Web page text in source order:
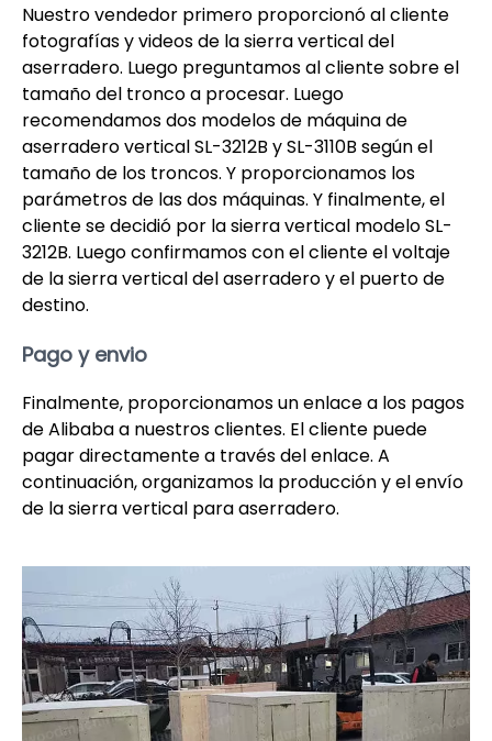
Nuestro vendedor primero proporcionó al cliente
fotografías y videos de la sierra vertical del
aserradero. Luego preguntamos al cliente sobre el
tamaño del tronco a procesar. Luego
recomendamos dos modelos de máquina de
aserradero vertical SL-3212B y SL-3110B según el
tamaño de los troncos. Y proporcionamos los
parámetros de las dos máquinas. Y finalmente, el
cliente se decidió por la sierra vertical modelo SL-
3212B. Luego confirmamos con el cliente el voltaje
de la sierra vertical del aserradero y el puerto de
destino.
Pago y envio
Finalmente, proporcionamos un enlace a los pagos
de Alibaba a nuestros clientes. El cliente puede
pagar directamente a través del enlace. A
continuación, organizamos la producción y el envío
de la sierra vertical para aserradero.